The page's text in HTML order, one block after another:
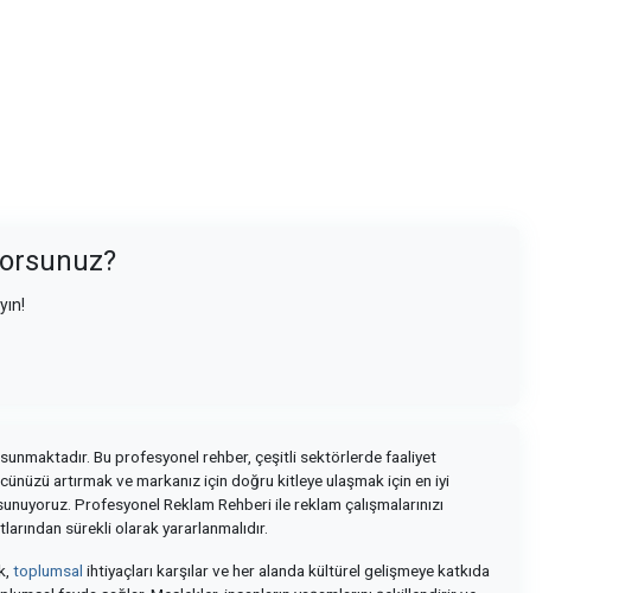
Bu profesyonel rehber, çeşitli sektörlerde faaliyet
artırmak ve markanız için doğru kitleye ulaşmak için en iyi
Profesyonel Reklam Rehberi ile reklam çalışmalarınızı
sürekli olarak yararlanmalıdır.
toplumsal ihtiyaçları karşılar ve her alanda kültürel gelişmeye katkıda